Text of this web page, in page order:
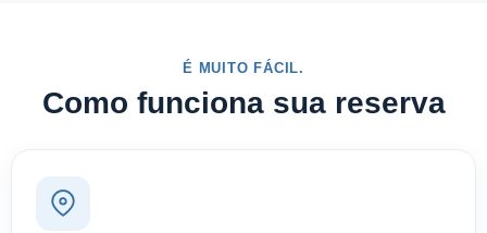
É MUITO FÁCIL.
Como funciona sua reserva